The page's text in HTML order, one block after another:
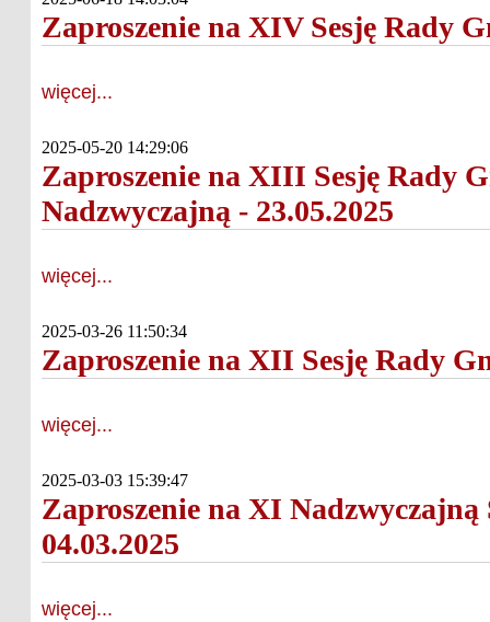
Zaproszenie na XIV Sesję Rady
więcej...
2025-05-20 14:29:06
Zaproszenie na XIII Sesję Rady
Nadzwyczajną - 23.05.2025
więcej...
2025-03-26 11:50:34
Zaproszenie na XII Sesję Rady
więcej...
2025-03-03 15:39:47
Zaproszenie na XI Nadzwyczajną
04.03.2025
więcej...